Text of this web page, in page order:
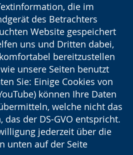
die im
des Betrachters
Website gespeichert
uns und Dritten dabei,
bereitzustellen
unsere Seiten benutzt
Sie: Einige Cookies von
können Ihre Daten
welche nicht das
das der DS-GVO entspricht.
jederzeit über die
unten auf der Seite